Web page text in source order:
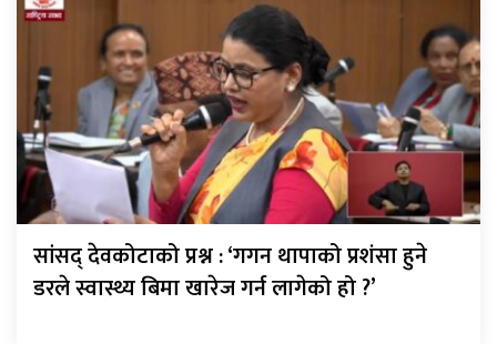
सांसद् देवकोटाको प्रश्न : ‘गगन थापाको प्रशंसा हुने
डरले स्वास्थ्य बिमा खारेज गर्न लागेको हो ?’